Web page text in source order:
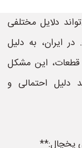
دلایل مختلفی
ایران، به دلیل
این مشکل
احتمالی و
یخچال:**